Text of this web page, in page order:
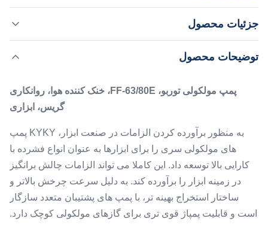
گریس، ابزاری به منظور برآورده کردن الزامات در صنعت ابزار،
فشرده با کارایی بالا توسعه داد. این کاملا می تواند الزامات چالش
بالاتر و سا...
جزئیات محصول
برجسته کردن:
Pumping Speed:
Ultimate Pressure:
CF:5E-6، ISO-K:3E-5
توضیحات محصول
پمپ مولکولی توربو، FF-63/80E، خنک کننده هوا، روانکاری
گریس، ابزاری
به منظور برآورده کردن الزامات در صنعت ابزار، KYKY پمپ
های مولکولی سری را برای ابزارها به عنوان انواع فشرده با
کارایی بالا توسعه داد. این کاملا می تواند الزامات چالش برانگیز
در زمینه ابزار را برآورده کند. به دلیل سرعت چرخش بالاتر و
ساختار استخراج بهینه تر، با پمپ های پشتیبان متعدد سازگار
است و قابلیت پمپاژ قوی تری برای گازهای مولکولی کوچک دارد.